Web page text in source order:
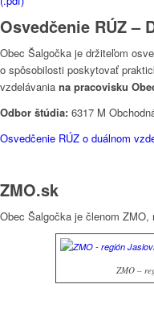
Osvedčenie RÚZ –
Obec Šalgočka je držiteľom
o spôsobilosti poskytovať
vzdelávania na pracovisku
Odbor štúdia: 6317 M
Osvedčenie RÚZ o duálnom
ZMO.sk
Obec Šalgočka je členom
ZMO –